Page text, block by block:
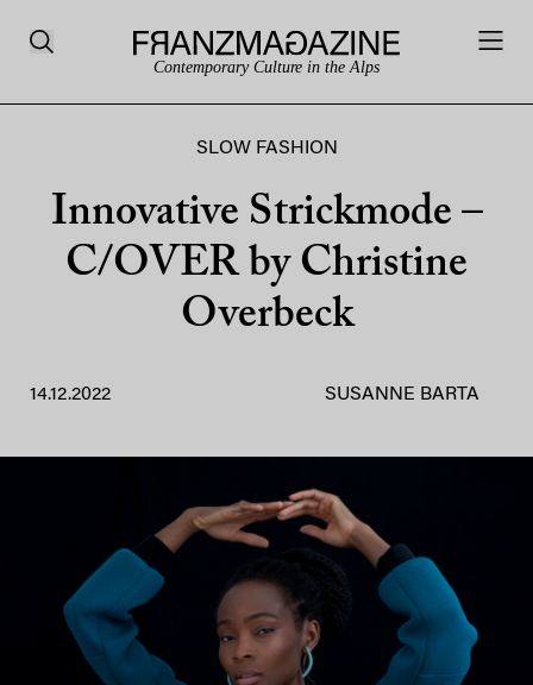
Contemporary Culture in the Alps
SLOW FASHION
Innovative Strickmode –
C/OVER by Christine
Overbeck
14.12.2022 SUSANNE BARTA